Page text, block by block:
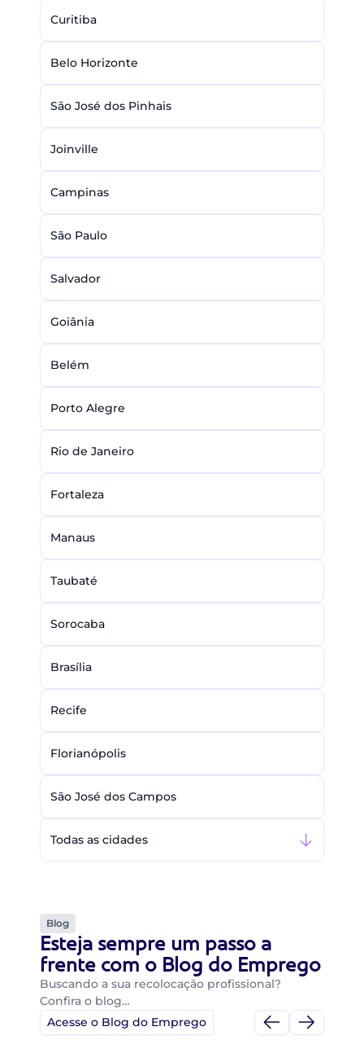
Curitiba
Belo Horizonte
São José dos Pinhais
Joinville
Campinas
São Paulo
Salvador
Goiânia
Belém
Porto Alegre
Rio de Janeiro
Fortaleza
Manaus
Taubaté
Sorocaba
Brasília
Recife
Florianópolis
São José dos Campos
Todas as cidades
Blog
Esteja sempre um passo a
frente com o Blog do Emprego
Buscando a sua recolocação profissional?
Confira o blog…
Acesse o Blog do Emprego